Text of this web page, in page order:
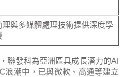
理與多媒體處理技術提供深度學
聯發科為亞洲區具成長潛力的AI
浪潮中，已與微軟、高通等建立